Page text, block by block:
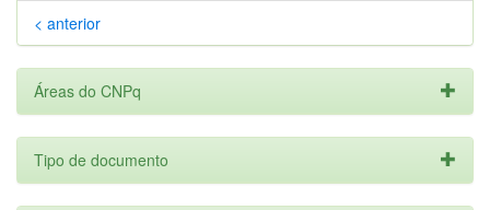
< anterior
Áreas do CNPq
Tipo de documento